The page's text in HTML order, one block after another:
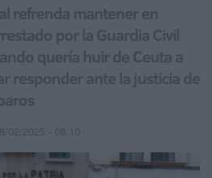
refrenda mantener en
por la Guardia Civil
quería huir de Ceuta a
responder ante la justicia de
18/02/2025 - 08:10